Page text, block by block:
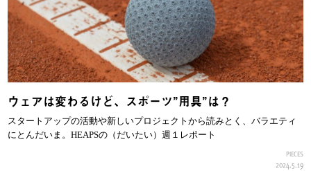
ウェアは変わるけど、スポーツ”用具”は？
スタートアップの活動や新しいプロジェクトから読みとく、バラエティ
にとんだいま。HEAPSの（だいたい）週１レポート
PIECES
2024.5.19